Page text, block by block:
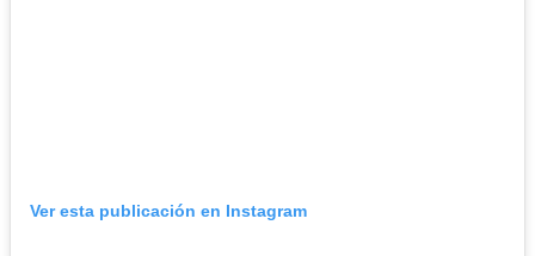
Ver esta publicación en Instagram